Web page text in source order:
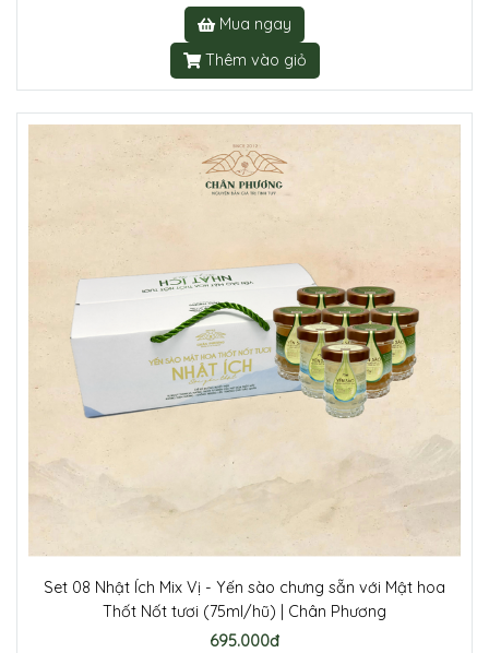
Mua ngay
Thêm vào giỏ
Set 08 Nhật Ích Mix Vị - Yến sào chưng sẵn với Mật hoa
Thốt Nốt tươi (75ml/hũ) | Chân Phương
695.000đ